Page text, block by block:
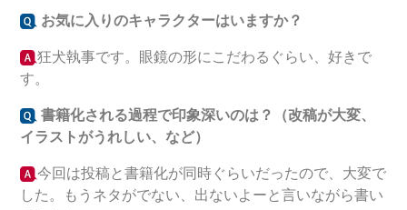
お気に入りのキャラクターはいますか？
狂犬執事です。眼鏡の形にこだわるぐらい、好きで
す。
書籍化される過程で印象深いのは？（改稿が大変、
イラストがうれしい、など）
今回は投稿と書籍化が同時ぐらいだったので、大変で
した。もうネタがでない、出ないよーと言いながら書い